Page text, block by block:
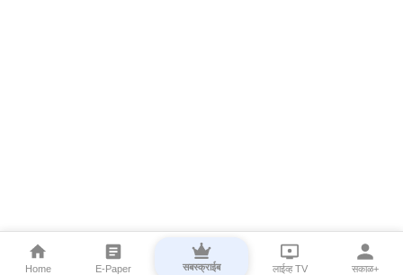
Home E-Paper सबस्क्राईब लाईव्ह TV सकाळ+